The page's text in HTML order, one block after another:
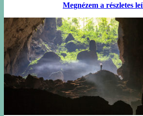
Megnézem a részletes